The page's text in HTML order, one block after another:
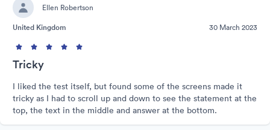
Ellen Robertson
United Kingdom
30 March 2023
Tricky
I liked the test itself, but found some of the screens made it
tricky as I had to scroll up and down to see the statement at the
top, the text in the middle and answer at the bottom.